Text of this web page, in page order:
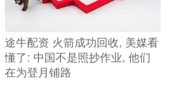
途牛配资 火箭成功回收, 美媒看
懂了: 中国不是照抄作业, 他们
在为登月铺路